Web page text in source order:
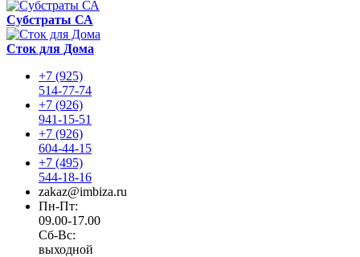
Субстраты СА
Сток для Дома
+7 (925)
514-77-74
+7 (926)
941-15-51
+7 (926)
604-44-15
+7 (495)
544-18-16
zakaz@imbiza.ru
Пн-Пт:
09.00-17.00
Сб-Вс:
выходной